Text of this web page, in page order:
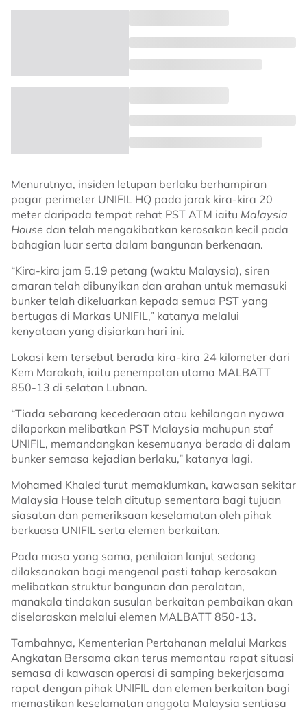
Menurutnya, insiden letupan berlaku berhampiran
pagar perimeter UNIFIL HQ pada jarak kira-kira 20
meter daripada tempat rehat PST ATM iaitu Malaysia
House dan telah mengakibatkan kerosakan kecil pada
bahagian luar serta dalam bangunan berkenaan.
“Kira-kira jam 5.19 petang (waktu Malaysia), siren
amaran telah dibunyikan dan arahan untuk memasuki
bunker telah dikeluarkan kepada semua PST yang
bertugas di Markas UNIFIL,” katanya melalui
kenyataan yang disiarkan hari ini.
Lokasi kem tersebut berada kira-kira 24 kilometer dari
Kem Marakah, iaitu penempatan utama MALBATT
850-13 di selatan Lubnan.
“Tiada sebarang kecederaan atau kehilangan nyawa
dilaporkan melibatkan PST Malaysia mahupun staf
UNIFIL, memandangkan kesemuanya berada di dalam
bunker semasa kejadian berlaku,” katanya lagi.
Mohamed Khaled turut memaklumkan, kawasan sekitar
Malaysia House telah ditutup sementara bagi tujuan
siasatan dan pemeriksaan keselamatan oleh pihak
berkuasa UNIFIL serta elemen berkaitan.
Pada masa yang sama, penilaian lanjut sedang
dilaksanakan bagi mengenal pasti tahap kerosakan
melibatkan struktur bangunan dan peralatan,
manakala tindakan susulan berkaitan pembaikan akan
diselaraskan melalui elemen MALBATT 850-13.
Tambahnya, Kementerian Pertahanan melalui Markas
Angkatan Bersama akan terus memantau rapat situasi
semasa di kawasan operasi di samping bekerjasama
rapat dengan pihak UNIFIL dan elemen berkaitan bagi
memastikan keselamatan anggota Malaysia sentiasa